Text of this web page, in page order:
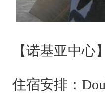
【诺基亚中
住宿安排：